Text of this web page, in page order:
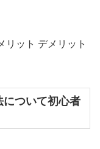
リット デメリット
について初心者